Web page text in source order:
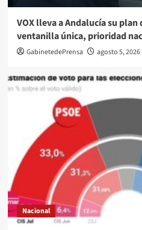
VOX lleva a Andalucía su
ventanilla única, prioridad
GabinetedePrensa agosto 5, 2026
Nacional